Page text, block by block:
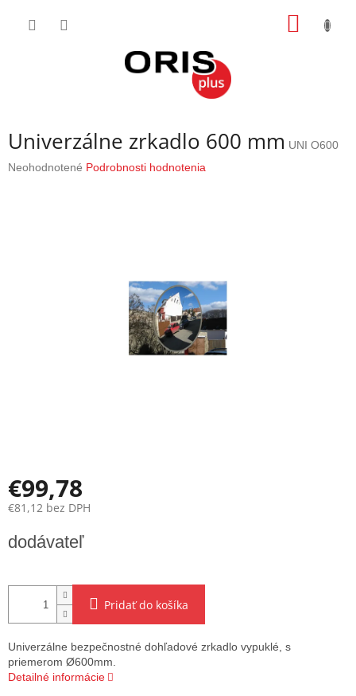
Univerzálne zrkadlo 600 mm UNI O600
Priemerné
Neohodnotené Podrobnosti hodnotenia
€99,78
€81,12 bez DPH
cena:
dodávateľ
Pridať do košíka
Univerzálne bezpečnostné dohľadové zrkadlo vypuklé, s
priemerom Ø600mm.
Detailné informácie